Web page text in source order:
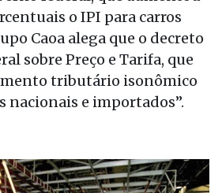
o IPI para carros
Caoa alega que o decreto
sobre Preço e Tarifa, que
tributário isonômico
nacionais e importados”.